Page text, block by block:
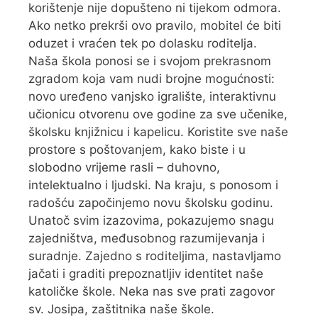
korištenje nije dopušteno ni tijekom odmora.
Ako netko prekrši ovo pravilo, mobitel će biti
oduzet i vraćen tek po dolasku roditelja.
Naša škola ponosi se i svojom prekrasnom
zgradom koja vam nudi brojne mogućnosti:
novo uređeno vanjsko igralište, interaktivnu
učionicu otvorenu ove godine za sve učenike,
školsku knjižnicu i kapelicu. Koristite sve naše
prostore s poštovanjem, kako biste i u
slobodno vrijeme rasli – duhovno,
intelektualno i ljudski. Na kraju, s ponosom i
radošću započinjemo novu školsku godinu.
Unatoč svim izazovima, pokazujemo snagu
zajedništva, međusobnog razumijevanja i
suradnje. Zajedno s roditeljima, nastavljamo
jačati i graditi prepoznatljiv identitet naše
katoličke škole. Neka nas sve prati zagovor
sv. Josipa, zaštitnika naše škole.